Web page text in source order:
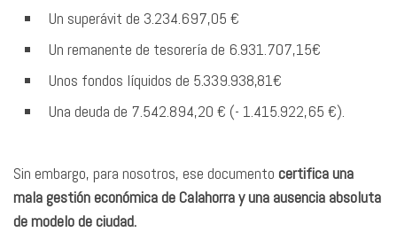
Un superávit de 3.234.697,05 €
Un remanente de tesorería de 6.931.707,15€
Unos fondos líquidos de 5.339.938,81€
Una deuda de 7.542.894,20 € (- 1.415.922,65 €).
Sin embargo, para nosotros, ese documento certifica una
mala gestión económica de Calahorra y una ausencia absoluta
de modelo de ciudad.